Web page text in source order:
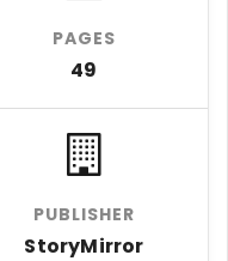
PAGES
49
PUBLISHER
StoryMirror